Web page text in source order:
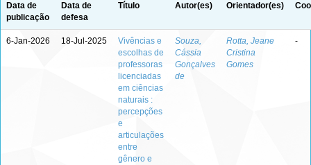
Data de
publicação
Data de
defesa
Título Autor(es) Orientador(es)
6-Jan-2026 18-Jul-2025
Vivências e
escolhas de
professoras
licenciadas
em ciências
naturais :
percepções
e
articulações
entre
gênero e
Souza,
Cássia
Gonçalves
de
Rotta, Jeane
Cristina
Gomes
-